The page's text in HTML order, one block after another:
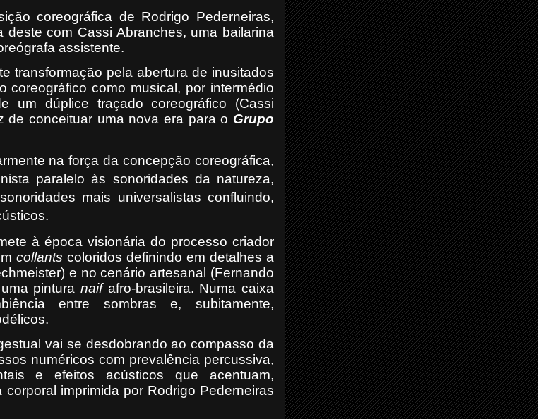
coreográfica de Rodrigo Pederneiras,
com Cassi Abranches, uma bailarina
assistente.
transformação pela abertura de inusitados
coreográfico como musical, por intermédio
dúplice traçado coreográfico (Cassi
de conceituar uma nova era para o Grupo
na força da concepção coreográfica,
paralelo às sonoridades da natureza,
mais universalistas confluindo,
à época visionária do processo criador
collants coloridos definindo em detalhes a
e no cenário artesanal (Fernando
uma pinturanaifafro-brasileira. Numa caixa
entre sombras e, subitamente,
vai se desdobrando ao compasso da
numéricos com prevalência percussiva,
e efeitos acústicos que acentuam,
imprimida por Rodrigo Pederneiras